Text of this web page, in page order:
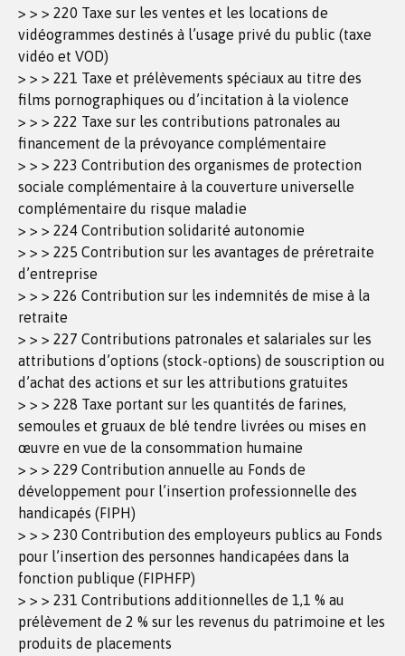
> > > 220 Taxe sur les ventes et les locations de
vidéogrammes destinés à l’usage privé du public (taxe
vidéo et VOD)
> > > 221 Taxe et prélèvements spéciaux au titre des
films pornographiques ou d’incitation à la violence
> > > 222 Taxe sur les contributions patronales au
financement de la prévoyance complémentaire
> > > 223 Contribution des organismes de protection
sociale complémentaire à la couverture universelle
complémentaire du risque maladie
> > > 224 Contribution solidarité autonomie
> > > 225 Contribution sur les avantages de préretraite
d’entreprise
> > > 226 Contribution sur les indemnités de mise à la
retraite
> > > 227 Contributions patronales et salariales sur les
attributions d’options (stock-options) de souscription ou
d’achat des actions et sur les attributions gratuites
> > > 228 Taxe portant sur les quantités de farines,
semoules et gruaux de blé tendre livrées ou mises en
œuvre en vue de la consommation humaine
> > > 229 Contribution annuelle au Fonds de
développement pour l’insertion professionnelle des
handicapés (FIPH)
> > > 230 Contribution des employeurs publics au Fonds
pour l’insertion des personnes handicapées dans la
fonction publique (FIPHFP)
> > > 231 Contributions additionnelles de 1,1 % au
prélèvement de 2 % sur les revenus du patrimoine et les
produits de placements